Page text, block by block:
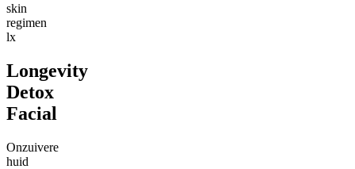
skin
regimen
lx
Longevity
Detox
Facial
Onzuivere
huid